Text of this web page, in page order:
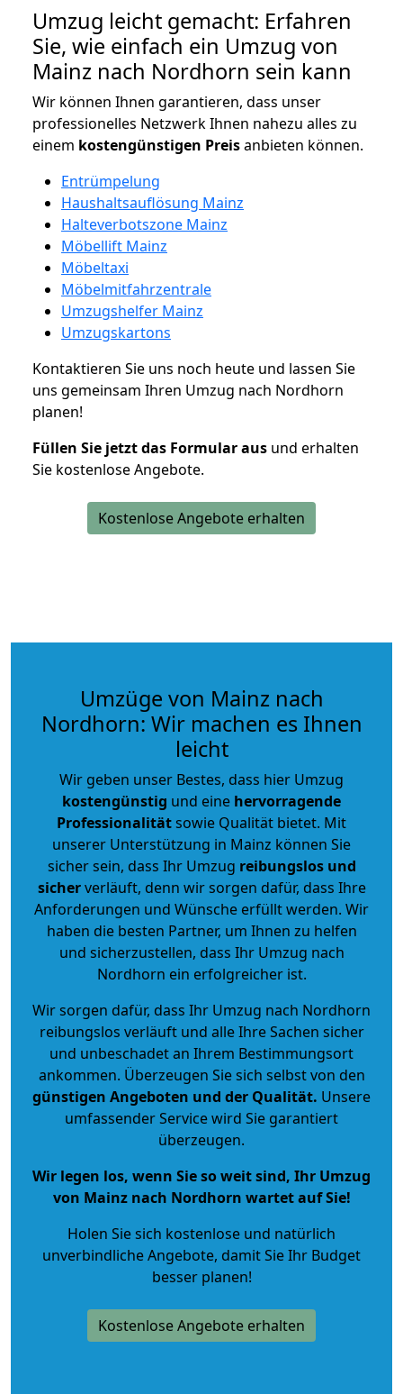
Umzug leicht gemacht: Erfahren
Sie, wie einfach ein Umzug von
Mainz nach Nordhorn sein kann
Wir können Ihnen garantieren, dass unser
professionelles Netzwerk Ihnen nahezu alles zu
einem kostengünstigen Preisanbieten können.
Entrümpelung
Haushaltsauflösung Mainz
Halteverbotszone Mainz
Möbellift Mainz
Möbeltaxi
Möbelmitfahrzentrale
Umzugshelfer Mainz
Umzugskartons
Kontaktieren Sie uns noch heute und lassen Sie
uns gemeinsam Ihren Umzug nach Nordhorn
planen!
Füllen Sie jetzt das Formular aus und erhalten
Sie kostenlose Angebote.
Kostenlose Angebote erhalten
Umzüge von Mainz nach
Nordhorn: Wir machen es Ihnen
leicht
Wir geben unser Bestes, dass hier Umzug
kostengünstig und eine hervorragende
Professionalitätsowie Qualität bietet. Mit
unserer Unterstützung in Mainz können Sie
sicher sein, dass Ihr Umzug reibungslos und
sicherverläuft, denn wir sorgen dafür, dass Ihre
Anforderungen und Wünsche erfüllt werden. Wir
haben die besten Partner, um Ihnen zu helfen
und sicherzustellen, dass Ihr Umzug nach
Nordhorn ein erfolgreicher ist.
Wir sorgen dafür, dass Ihr Umzug nach Nordhorn
reibungslos verläuft und alle Ihre Sachen sicher
und unbeschadet an Ihrem Bestimmungsort
ankommen. Überzeugen Sie sich selbst von den
günstigen Angeboten und der Qualität. Unsere
umfassender Service wird Sie garantiert
überzeugen.
Wir legen los, wenn Sie so weit sind, Ihr Umzug
von Mainz nach Nordhorn wartet auf Sie!
Holen Sie sich kostenlose und natürlich
unverbindliche Angebote, damit Sie Ihr Budget
besser planen!
Kostenlose Angebote erhalten